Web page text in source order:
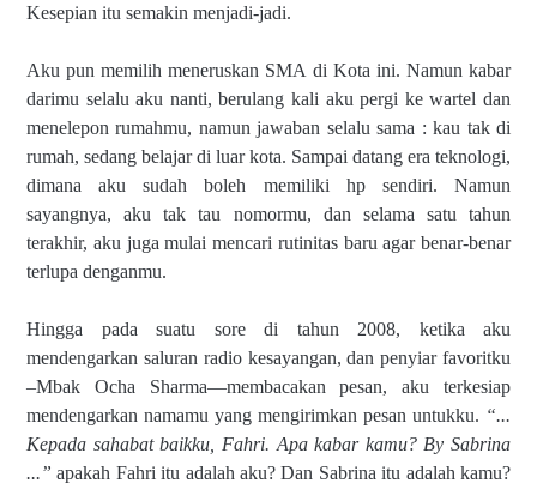
Kesepian itu semakin menjadi-jadi.
Aku pun memilih meneruskan SMA di Kota ini. Namun kabar
darimu selalu aku nanti, berulang kali aku pergi ke wartel dan
menelepon rumahmu, namun jawaban selalu sama : kau tak di
rumah, sedang belajar di luar kota. Sampai datang era teknologi,
dimana aku sudah boleh memiliki hp sendiri. Namun
sayangnya, aku tak tau nomormu, dan selama satu tahun
terakhir, aku juga mulai mencari rutinitas baru agar benar-benar
terlupa denganmu.
Hingga pada suatu sore di tahun 2008, ketika aku
mendengarkan saluran radio kesayangan, dan penyiar favoritku
–Mbak Ocha Sharma—membacakan pesan, aku terkesiap
mendengarkan namamu yang mengirimkan pesan untukku. “...
Kepada sahabat baikku, Fahri. Apa kabar kamu? By Sabrina
...” apakah Fahri itu adalah aku? Dan Sabrina itu adalah kamu?